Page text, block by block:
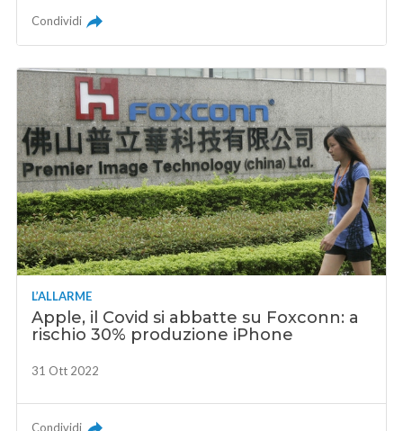
Condividi
L’ALLARME
Apple, il Covid si abbatte su Foxconn: a
rischio 30% produzione iPhone
31 Ott 2022
Condividi